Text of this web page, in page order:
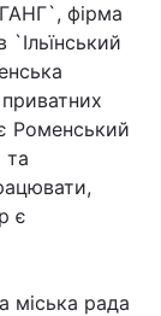
фірма
`Ільїнський
Роменський
та
є
міська рада